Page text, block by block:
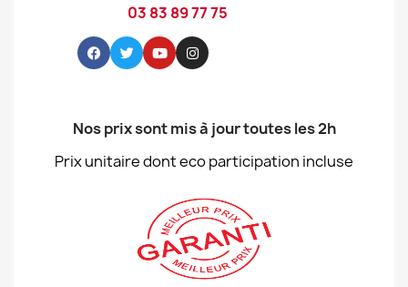
03 83 89 77 75
Nos prix sont mis à jour toutes les 2h
Prix unitaire dont eco participation incluse